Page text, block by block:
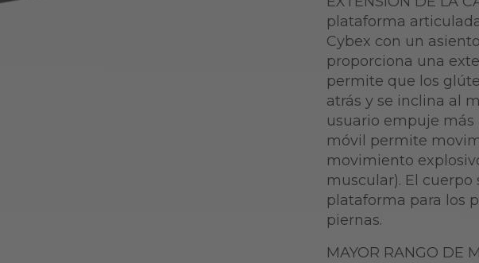
plataforma
Cybex con un
proporciona una
permite que los
atrás y se inclina al
usuario empuje
móvil permite
movimiento
muscular). El
plataforma para los
piernas.
MAYOR RANGO DE